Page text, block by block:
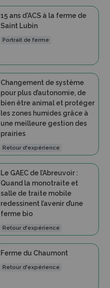
15 ans d'ACS à la ferme de
Saint Lubin
Portrait de ferme
Changement de système
pour plus d’autonomie, de
bien être animal et protéger
les zones humides grâce à
une meilleure gestion des
prairies
Retour d'expérience
Le GAEC de l’Abreuvoir :
Quand la monotraite et
salle de traite mobile
redessinent l’avenir d’une
ferme bio
Retour d'expérience
Ferme du Chaumont
Retour d'expérience